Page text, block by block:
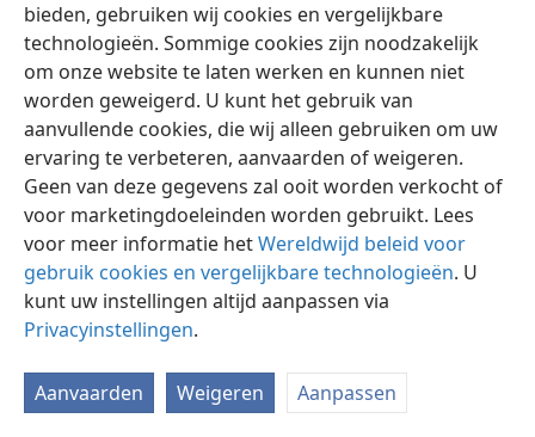
bieden, gebruiken wij cookies en vergelijkbare
technologieën. Sommige cookies zijn noodzakelijk
om onze website te laten werken en kunnen niet
worden geweigerd. U kunt het gebruik van
aanvullende cookies, die wij alleen gebruiken om uw
ervaring te verbeteren, aanvaarden of weigeren.
Geen van deze gegevens zal ooit worden verkocht of
voor marketingdoeleinden worden gebruikt. Lees
voor meer informatie hetWereldwijd beleid voor
gebruik cookies en vergelijkbare technologieën. U
kunt uw instellingen altijd aanpassen via
Privacyinstellingen.
Aanvaarden Weigeren Aanpassen
Nederlands Instellingen
Copyright © 2026 Watch Tower Bible and Tract Society of Pennsylvania
Gebruiksvoorwaarden Privacybeleid
JW.ORG
Inloggen